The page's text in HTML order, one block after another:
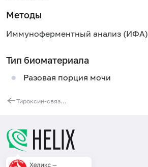
Методы
Иммуноферментный анализ (ИФА)
Тип биоматериала
Разовая порция мочи
Тироксин-связывающая способность сыворотки (T-Uptake)